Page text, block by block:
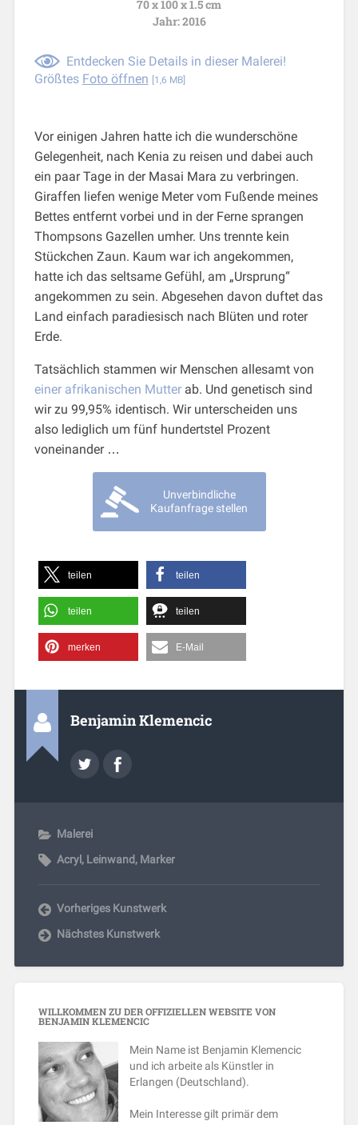
70 x 100 x 1.5 cm
Jahr: 2016
Entdecken Sie Details in dieser Malerei!
Größtes Foto öffnen [1,6 MB]
Vor einigen Jahren hatte ich die wunderschöne
Gelegenheit, nach Kenia zu reisen und dabei auch
ein paar Tage in der Masai Mara zu verbringen.
Giraffen liefen wenige Meter vom Fußende meines
Bettes entfernt vorbei und in der Ferne sprangen
Thompsons Gazellen umher. Uns trennte kein
Stückchen Zaun. Kaum war ich angekommen,
hatte ich das seltsame Gefühl, am „Ursprung“
angekommen zu sein. Abgesehen davon duftet das
Land einfach paradiesisch nach Blüten und roter
Erde.
Tatsächlich stammen wir Menschen allesamt von
einer afrikanischen Mutterab. Und genetisch sind
wir zu 99,95% identisch. Wir unterscheiden uns
also lediglich um fünf hundertstel Prozent
voneinander …
Unverbindliche
Kaufanfrage stellen
teilen teilen
teilen teilen
merken E-Mail
Benjamin Klemencic
Malerei
Acryl , Leinwand, Marker
Vorheriges Kunstwerk
Nächstes Kunstwerk
WILLKOMMEN ZU DER OFFIZIELLEN WEBSITE VON
BENJAMIN KLEMENCIC
Mein Name ist Benjamin Klemencic
und ich arbeite als Künstler in
Erlangen (Deutschland).
Mein Interesse gilt primär dem